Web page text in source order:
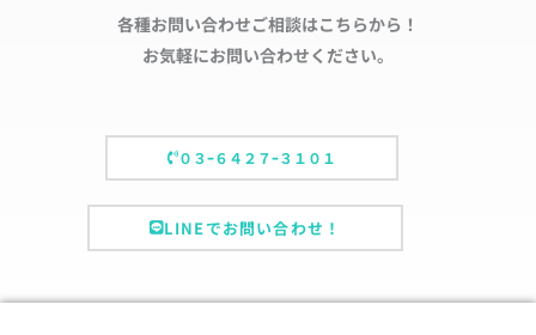
各種お問い合わせご相談はこちらから！
お気軽にお問い合わせください。
０３ｰ６４２７ｰ３１０１
LINEでお問い合わせ！